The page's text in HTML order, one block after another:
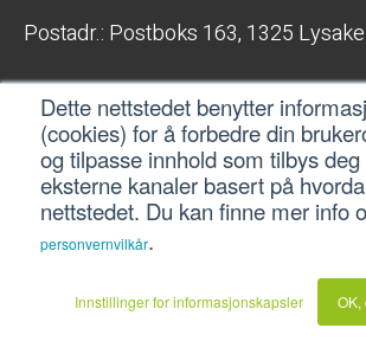
Dette nettstedet benytter
(cookies) for å forbedre din
og tilpasse innhold som tilbys
eksterne kanaler basert på
nettstedet. Du kan finne mer info
personvernvilkår.
Innstillinger for informasjonskapsler OK,
Postadr.: Postboks 163, 1325
E-post: post@nettpartner.no
Telefon: 400 04 800
Org.nr.: 998 407 567 MVA
Gå til nettpartner.no